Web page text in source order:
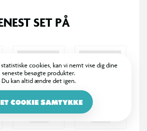
SET PÅ
cookies, kan vi nemt vise dig dine
seneste besøgte produkter.
Du kan altid ændre det igen.
COOKIE SAMTYKKE